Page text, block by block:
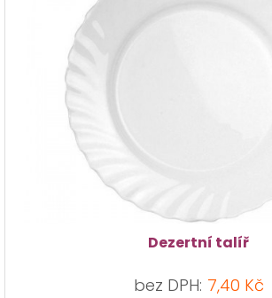
Dezertní talíř
bez DPH: 7,40 Kč